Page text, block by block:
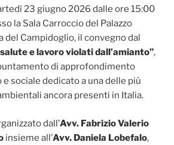
23 giugno 2026 dalle ore 15:00
la Sala Carroccio del Palazzo
del Campidoglio, il convegno dal
e lavoro violati dall’amianto”,
di approfondimento
sociale dedicato a una delle più
ancora presenti in Italia.
dall’Avv. Fabrizio Valerio
insieme all’Avv. Daniela Lobefalo,